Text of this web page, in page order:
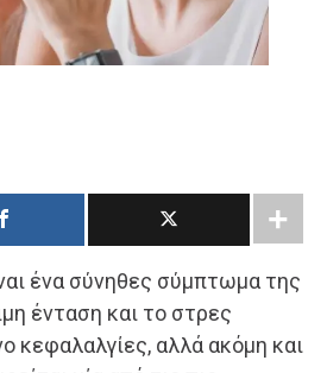
ένα σύνηθες σύμπτωμα της
ένταση και το στρες
κεφαλαλγίες, αλλά ακόμη και